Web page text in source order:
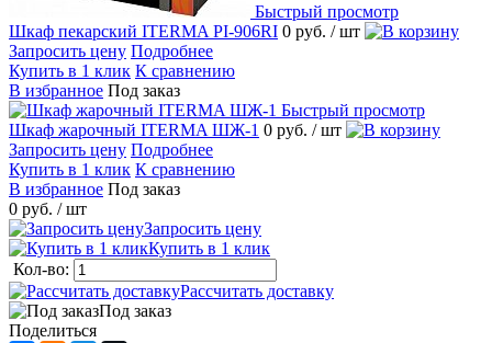
Быстрый просмотр
Шкаф пекарский ITERMA PI-906RI 0 руб. / шт
Запросить цену Подробнее
Купить в 1 клик К сравнению
В избранное Под заказ
Быстрый просмотр
Шкаф жарочный ITERMA ШЖ-1 0 руб. / шт
Запросить цену Подробнее
Купить в 1 клик К сравнению
В избранное Под заказ
0 руб. / шт
Запросить цену
Купить в 1 клик
Кол-во:
Рассчитать доставку
Под заказ
Поделиться